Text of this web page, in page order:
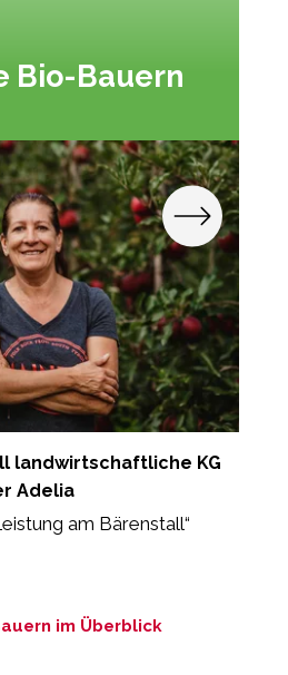
Bio-Bauern
landwirtschaftliche KG
Adelia
am Bärenstall“
im Überblick